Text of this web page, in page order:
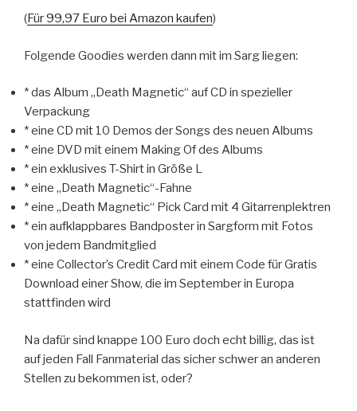
(Für 99,97 Euro bei Amazon kaufen)
Folgende Goodies werden dann mit im Sarg liegen:
* das Album „Death Magnetic“ auf CD in spezieller
Verpackung
* eine CD mit 10 Demos der Songs des neuen Albums
* eine DVD mit einem Making Of des Albums
* ein exklusives T-Shirt in Größe L
* eine „Death Magnetic“-Fahne
* eine „Death Magnetic“ Pick Card mit 4 Gitarrenplektren
* ein aufklappbares Bandposter in Sargform mit Fotos
von jedem Bandmitglied
* eine Collector’s Credit Card mit einem Code für Gratis
Download einer Show, die im September in Europa
stattfinden wird
Na dafür sind knappe 100 Euro doch echt billig, das ist
auf jeden Fall Fanmaterial das sicher schwer an anderen
Stellen zu bekommen ist, oder?